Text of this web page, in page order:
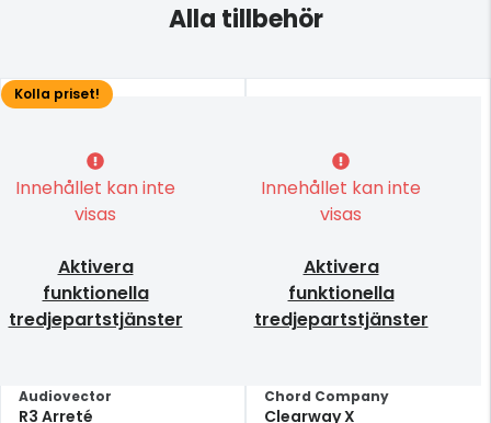
Alla tillbehör
Innehållet kan inte
visas
Aktivera
funktionella
tredjepartstjänster
Audiovector
R3 Arreté
Kolla priset!
Innehållet kan inte
visas
Aktivera
funktionella
tredjepartstjänster
Chord Company
Clearway X